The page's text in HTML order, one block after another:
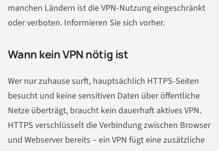
manchen Ländern ist die VPN-Nutzung eingeschränkt
oder verboten. Informieren Sie sich vorher.
Wann kein VPN nötig ist
Wer nur zuhause surft, hauptsächlich HTTPS-Seiten
besucht und keine sensitiven Daten über öffentliche
Netze überträgt, braucht kein dauerhaft aktives VPN.
HTTPS verschlüsselt die Verbindung zwischen Browser
und Webserver bereits – ein VPN fügt eine zusätzliche